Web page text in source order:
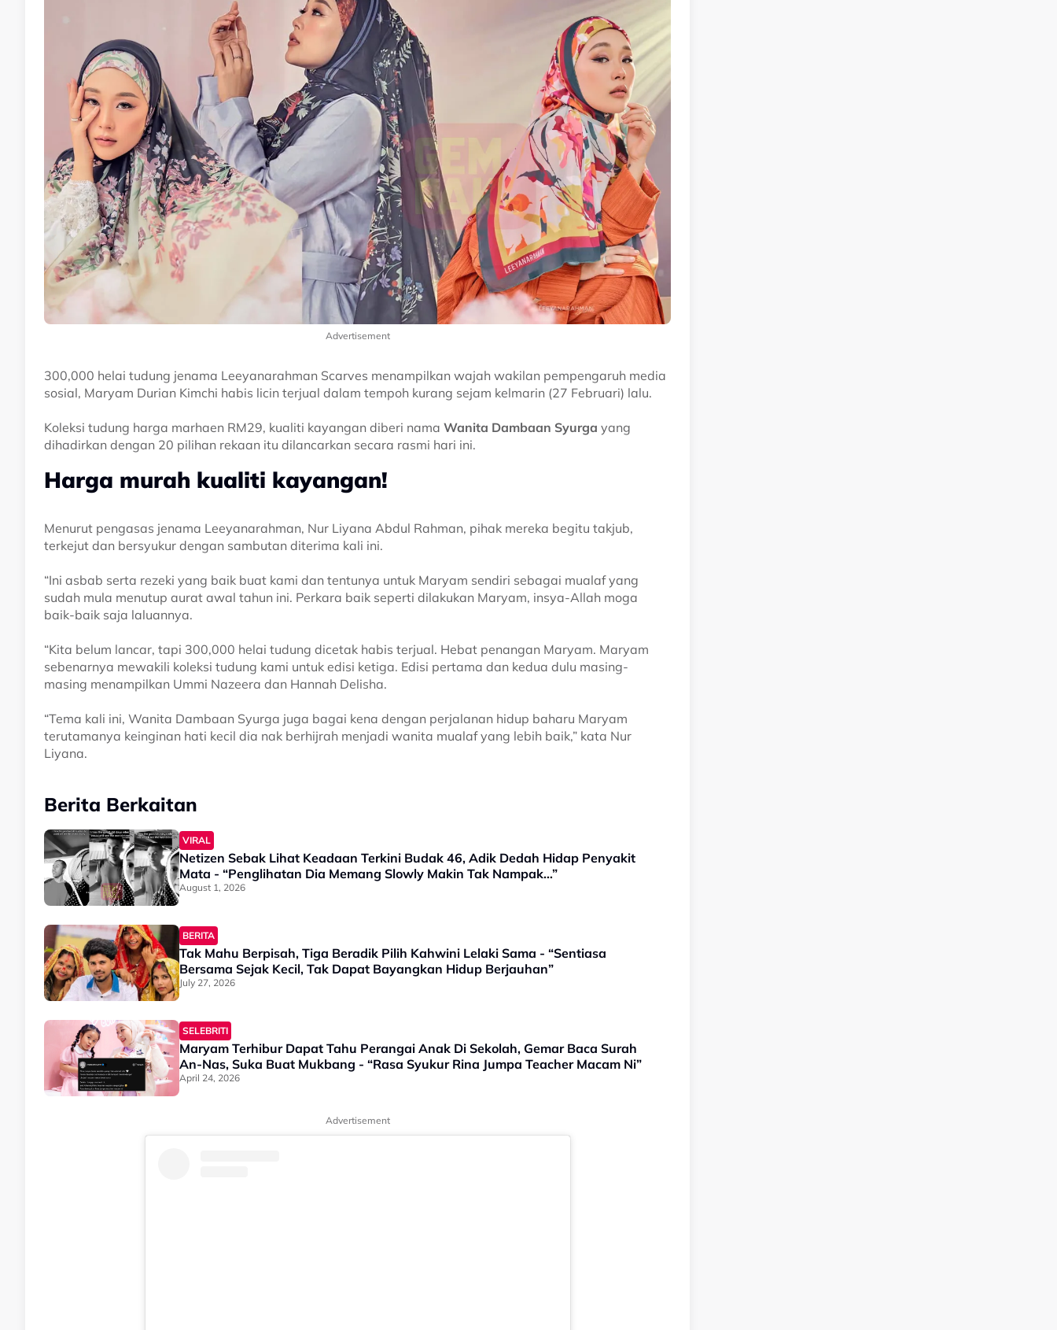
Advertisement
300,000 helai tudung jenama Leeyanarahman Scarves menampilkan wajah wakilan pempengaruh media
sosial, Maryam Durian Kimchi habis licin terjual dalam tempoh kurang sejam kelmarin (27 Februari) lalu.
Koleksi tudung harga marhaen RM29, kualiti kayangan diberi nama Wanita Dambaan Syurga yang
dihadirkan dengan 20 pilihan rekaan itu dilancarkan secara rasmi hari ini.
Harga murah kualiti kayangan!
Menurut pengasas jenama Leeyanarahman, Nur Liyana Abdul Rahman, pihak mereka begitu takjub,
terkejut dan bersyukur dengan sambutan diterima kali ini.
“Ini asbab serta rezeki yang baik buat kami dan tentunya untuk Maryam sendiri sebagai mualaf yang
sudah mula menutup aurat awal tahun ini. Perkara baik seperti dilakukan Maryam, insya-Allah moga
baik-baik saja laluannya.
“Kita belum lancar, tapi 300,000 helai tudung dicetak habis terjual. Hebat penangan Maryam. Maryam
sebenarnya mewakili koleksi tudung kami untuk edisi ketiga. Edisi pertama dan kedua dulu masing-
masing menampilkan Ummi Nazeera dan Hannah Delisha.
“Tema kali ini, Wanita Dambaan Syurga juga bagai kena dengan perjalanan hidup baharu Maryam
terutamanya keinginan hati kecil dia nak berhijrah menjadi wanita mualaf yang lebih baik,” kata Nur
Liyana.
Berita Berkaitan
VIRAL
Netizen Sebak Lihat Keadaan Terkini Budak 46, Adik Dedah Hidap Penyakit
Mata - “Penglihatan Dia Memang Slowly Makin Tak Nampak…”
August 1, 2026
BERITA
Tak Mahu Berpisah, Tiga Beradik Pilih Kahwini Lelaki Sama - “Sentiasa
Bersama Sejak Kecil, Tak Dapat Bayangkan Hidup Berjauhan”
July 27, 2026
SELEBRITI
Maryam Terhibur Dapat Tahu Perangai Anak Di Sekolah, Gemar Baca Surah
An-Nas, Suka Buat Mukbang - “Rasa Syukur Rina Jumpa Teacher Macam Ni”
April 24, 2026
Advertisement